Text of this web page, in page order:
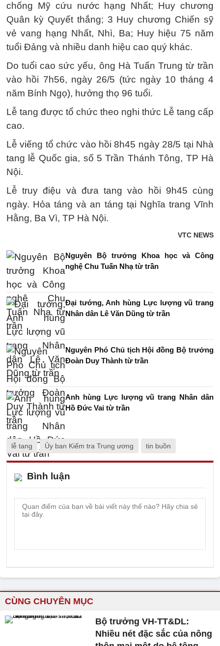
chống Mỹ cứu nước hạng Nhất; Huy chương
Quân kỳ Quyết thắng; 3 Huy chương Chiến sỹ
vẻ vang hạng Nhất, Nhì, Ba; Huy hiệu 75 năm
tuổi Đảng và nhiều danh hiệu cao quý khác.
Do tuổi cao sức yếu, ông Hà Tuấn Trung từ trần
vào hồi 7h56, ngày 26/5 (tức ngày 10 tháng 4
năm Bính Ngọ), hưởng thọ 96 tuổi.
Lễ tang được tổ chức theo nghi thức Lễ tang cấp
cao.
Lễ viếng tổ chức vào hồi 8h45 ngày 28/5 tại Nhà
tang lễ Quốc gia, số 5 Trần Thánh Tông, TP Hà
Nội.
Lễ truy điệu và đưa tang vào hồi 9h45 cùng
ngày. Hỏa táng và an táng tại Nghĩa trang Vĩnh
Hằng, Ba Vì, TP Hà Nội.
VTC NEWS
Nguyên Bộ trưởng Khoa học và Công
nghệ Chu Tuấn Nhạ từ trần
Đại tướng, Anh hùng Lực lượng vũ trang
Nhân dân Lê Văn Dũng từ trần
Nguyên Phó Chủ tịch Hội đồng Bộ trưởng
Đoàn Duy Thành từ trần
Anh hùng Lực lượng vũ trang Nhân dân
Hồ Đức Vai từ trần
lễ tang Ủy ban Kiểm tra Trung ương tin buồn
Bình luận
CÙNG CHUYÊN MỤC
Bộ trưởng VH-TT&DL:
Nhiều nét đặc sắc của nông